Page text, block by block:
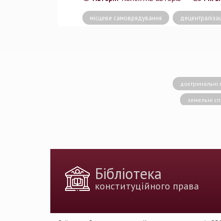
місцеве самоврядування
доктринальні
земельні
Голова
Бібліотека
конституційного права